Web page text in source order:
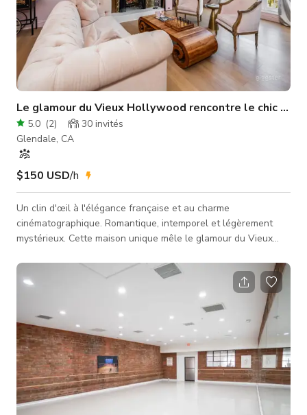
Le glamour du Vieux Hollywood rencontre le chic
5.0 (2) 30 invités
Glendale, CA
$150 USD/h
Un clin d'œil à l'élégance française et au charme
cinématographique. Romantique, intemporel et légèrement
mystérieux. Cette maison unique mêle le glamour du Vieux
un décor saisissant et polyvalent pour toute production. Idéal
pour : Séances photo, tournages vidéo, films, télévision, clips
musicaux, interviews et campagnes publicitaires. Cette
spectaculaire maison des années 1920, nichée dans un
quartier calme sur u